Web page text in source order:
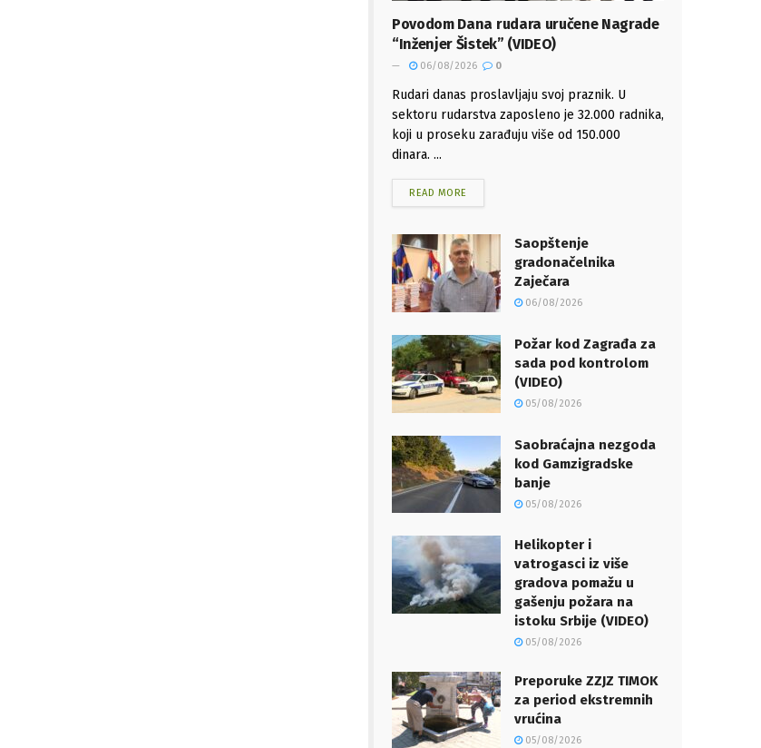
Povodom Dana rudara uručene Nagrade
“Inženjer Šistek” (VIDEO)
06/08/2026 0
Rudari danas proslavljaju svoj praznik. U
sektoru rudarstva zaposleno je 32.000 radnika,
koji u proseku zarađuju više od 150.000
dinara. ...
READ MORE
Saopštenje
gradonačelnika
Zaječara
06/08/2026
Požar kod Zagrađa za
sada pod kontrolom
(VIDEO)
05/08/2026
Saobraćajna nezgoda
kod Gamzigradske
banje
05/08/2026
Helikopter i
vatrogasci iz više
gradova pomažu u
gašenju požara na
istoku Srbije (VIDEO)
05/08/2026
Preporuke ZZJZ TIMOK
za period ekstremnih
vrućina
05/08/2026